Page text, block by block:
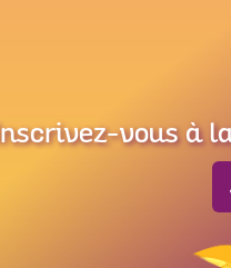
Inscrivez-vous à